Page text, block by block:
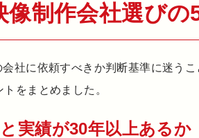
制作会社選びの
社に依頼すべきか判断基準に迷う
をまとめました。
実績が30年以上あるか